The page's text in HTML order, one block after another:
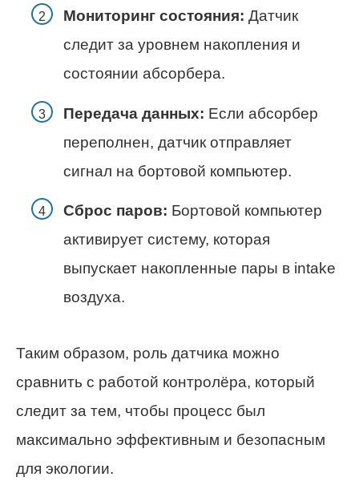
Мониторинг состояния: Датчик
следит за уровнем накопления и
состоянии абсорбера.
Передача данных: Если абсорбер
переполнен, датчик отправляет
сигнал на бортовой компьютер.
Сброс паров: Бортовой компьютер
активирует систему, которая
выпускает накопленные пары в intake
воздуха.
Таким образом, роль датчика можно
сравнить с работой контролёра, который
следит за тем, чтобы процесс был
максимально эффективным и безопасным
для экологии.